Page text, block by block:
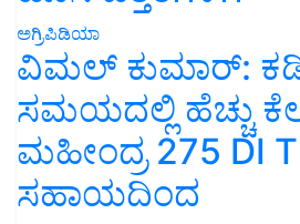
ಅಗ್ರಿಪಿಡಿಯಾ
ವಿಮಲ್ ಕುಮಾರ್:
ಸಮಯದಲ್ಲಿ ಹೆಚ್ಚು
ಮಹೀಂದ್ರ 275 DI
ಸಹಾಯದಿಂದ